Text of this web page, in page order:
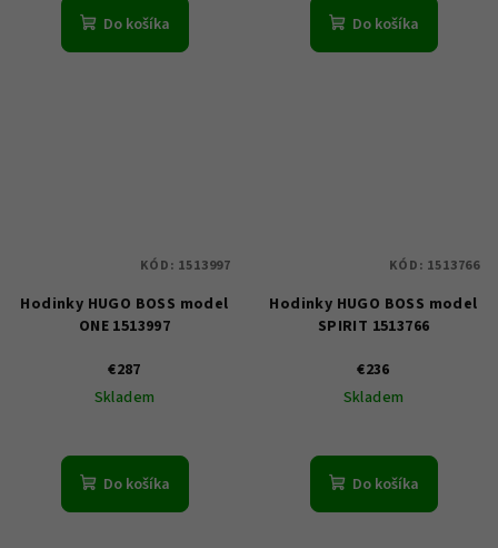
Do košíka Do košíka
Hodinky HUGO BOSS model
ONE 1513997
€287
Skladem
Do košíka
KÓD: 1513997
Hodinky HUGO BOSS model
SPIRIT 1513766
€236
Skladem
Do košíka
KÓD: 1513766